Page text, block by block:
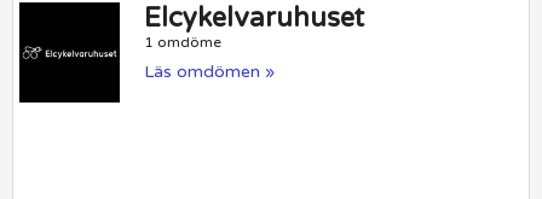
Elcykelvaruhuset
1 omdöme
Läs omdömen »